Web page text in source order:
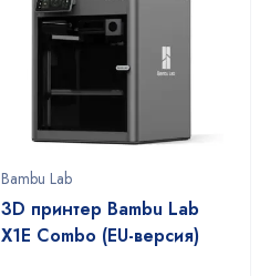
Bambu Lab
3D принтер Bambu Lab
X1E Combo (EU-версия)